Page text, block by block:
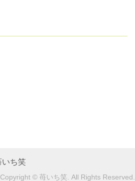
Copyright © 苺いち笑. All Rights Reserved.